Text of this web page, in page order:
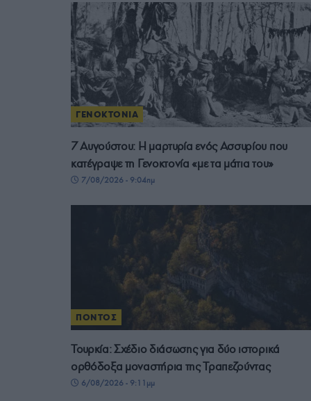
ΓΕΝΟΚΤΟΝΙΑ
7 Αυγούστου: Η μαρτυρία ενός Ασσυρίου που
κατέγραψε τη Γενοκτονία «με τα μάτια του»
7/08/2026 - 9:04πμ
ΠΟΝΤΟΣ
Τουρκία: Σχέδιο διάσωσης για δύο ιστορικά
ορθόδοξα μοναστήρια της Τραπεζούντας
6/08/2026 - 9:11μμ